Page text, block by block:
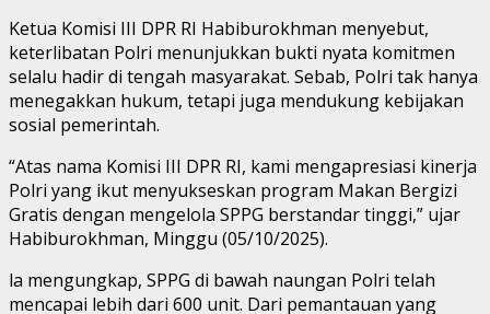
Ketua Komisi III DPR RI Habiburokhman menyebut,
keterlibatan Polri menunjukkan bukti nyata komitmen
selalu hadir di tengah masyarakat. Sebab, Polri tak hanya
menegakkan hukum, tetapi juga mendukung kebijakan
sosial pemerintah.
“Atas nama Komisi III DPR RI, kami mengapresiasi kinerja
Polri yang ikut menyukseskan program Makan Bergizi
Gratis dengan mengelola SPPG berstandar tinggi,” ujar
Habiburokhman, Minggu (05/10/2025).
la mengungkap, SPPG di bawah naungan Polri telah
mencapai lebih dari 600 unit. Dari pemantauan yang